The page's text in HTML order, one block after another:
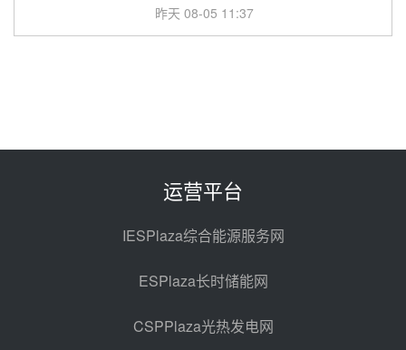
昨天 08-05 11:37
规模化助力构建绿色低碳电力供给
架协议项目中标候选人公示
350MW光热大基地建设提速！哈
锅中标格尔木项目蒸汽发生系统
前天 08-04 09:54
运营平台
IESPlaza综合能源服务网
ESPlaza长时储能网
CSPPlaza光热发电网